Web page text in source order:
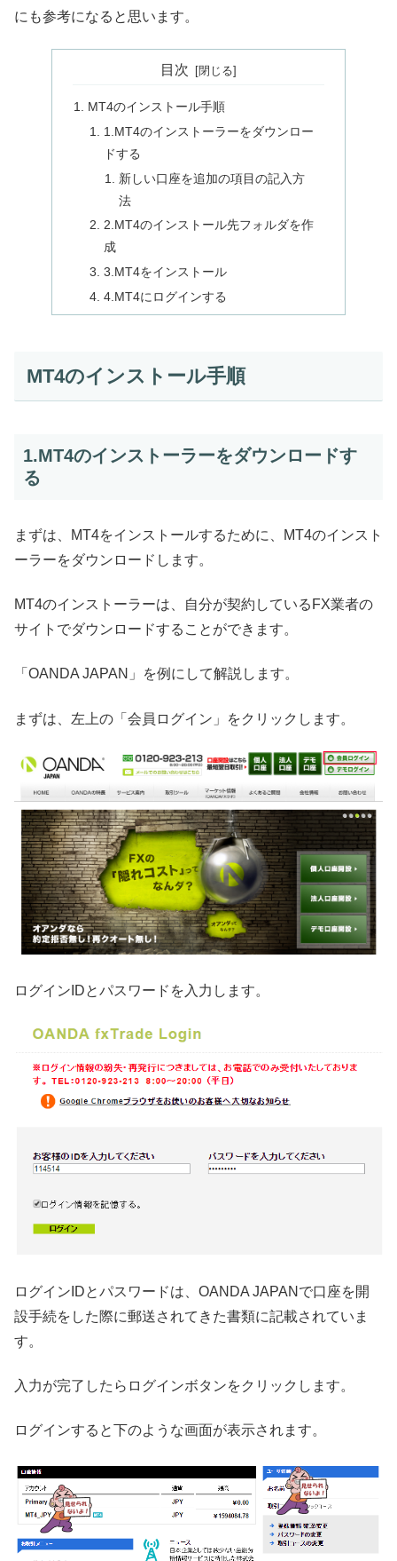
にも参考になると思います。
目次
MT4のインストール手順
1.MT4のインストーラーをダウンロー
ドする
新しい口座を追加の項目の記入方
法
2.MT4のインストール先フォルダを作
成
3.MT4をインストール
4.MT4にログインする
MT4のインストール手順
1.MT4のインストーラーをダウンロードす
る
まずは、MT4をインストールするために、MT4のインスト
ーラーをダウンロードします。
MT4のインストーラーは、自分が契約しているFX業者の
サイトでダウンロードすることができます。
「OANDA JAPAN」を例にして解説します。
まずは、左上の「会員ログイン」をクリックします。
ログインIDとパスワードを入力します。
ログインIDとパスワードは、OANDA JAPANで口座を開
設手続をした際に郵送されてきた書類に記載されていま
す。
入力が完了したらログインボタンをクリックします。
ログインすると下のような画面が表示されます。